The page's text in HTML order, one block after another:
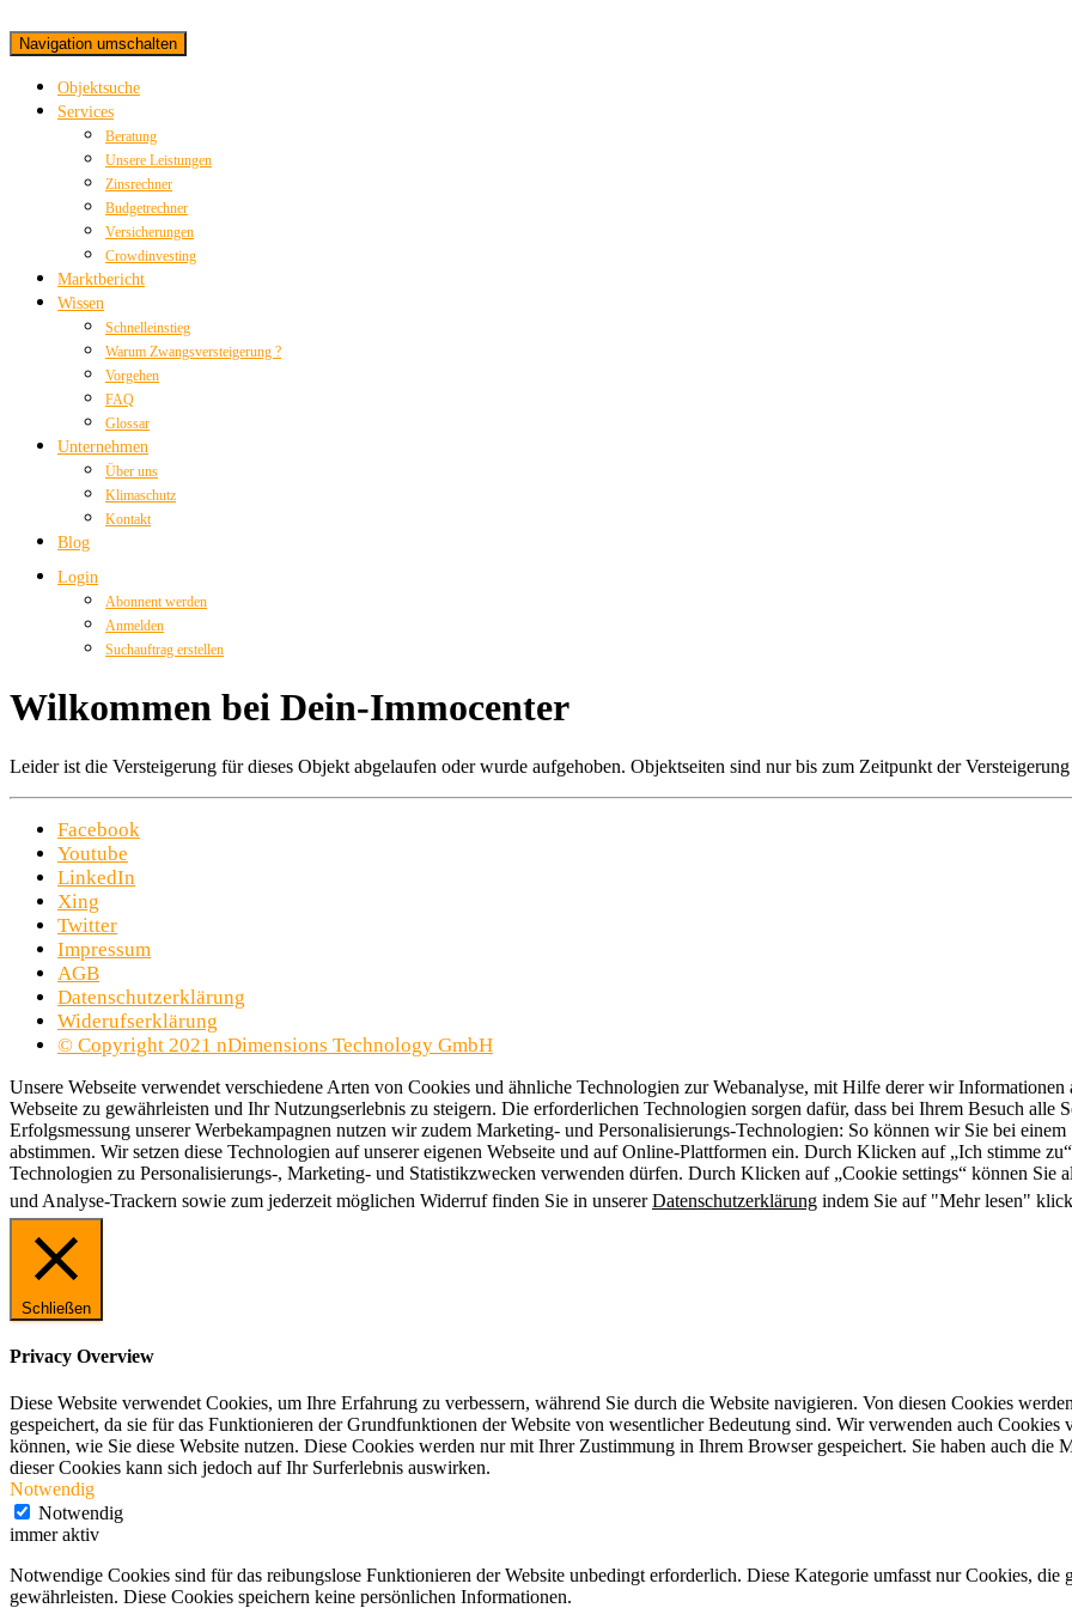
Navigation umschalten
Objektsuche
Services
Beratung
Unsere Leistungen
Zinsrechner
Budgetrechner
Versicherungen
Crowdinvesting
Marktbericht
Wissen
Schnelleinstieg
Warum Zwangsversteigerung ?
Vorgehen
FAQ
Glossar
Unternehmen
Über uns
Klimaschutz
Kontakt
Blog
Login
Abonnent werden
Anmelden
Suchauftrag erstellen
Wilkommen bei Dein-Immocenter
Leider ist die Versteigerung für dieses Objekt abgelaufen oder wurde aufgehoben. Objektseiten sind nur bis zum Zeitpunkt der
Facebook
Youtube
LinkedIn
Xing
Twitter
Impressum
AGB
Datenschutzerklärung
Widerufserklärung
© Copyright 2021 nDimensions Technology GmbH
Unsere Webseite verwendet verschiedene Arten von Cookies und ähnliche Technologien zur Webanalyse, mit Hilfe derer wir
Webseite zu gewährleisten und Ihr Nutzungserlebnis zu steigern. Die erforderlichen Technologien sorgen dafür, dass bei Ihrem Besuch alle
Erfolgsmessung unserer Werbekampagnen nutzen wir zudem Marketing- und Personalisierungs-Technologien: So können wir Sie bei
abstimmen. Wir setzen diese Technologien auf unserer eigenen Webseite und auf Online-Plattformen ein. Durch Klicken auf „Ich stimme
Technologien zu Personalisierungs-, Marketing- und Statistikzwecken verwenden dürfen. Durch Klicken auf „Cookie settings“ können Sie
und Analyse-Trackern sowie zum jederzeit möglichen Widerruf finden Sie in unsererDatenschutzerklärung indem Sie auf "Mehr lesen"
Schließen
Privacy Overview
Diese Website verwendet Cookies, um Ihre Erfahrung zu verbessern, während Sie durch die Website navigieren. Von diesen Cookies
gespeichert, da sie für das Funktionieren der Grundfunktionen der Website von wesentlicher Bedeutung sind. Wir verwenden auch
können, wie Sie diese Website nutzen. Diese Cookies werden nur mit Ihrer Zustimmung in Ihrem Browser gespeichert. Sie haben auch
dieser Cookies kann sich jedoch auf Ihr Surferlebnis auswirken.
Notwendig
Notwendig
immer aktiv
Notwendige Cookies sind für das reibungslose Funktionieren der Website unbedingt erforderlich. Diese Kategorie umfasst nur Cookies, die
gewährleisten. Diese Cookies speichern keine persönlichen Informationen.